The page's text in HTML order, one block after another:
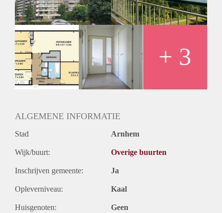
+ 3
ALGEMENE INFORMATIE
Stad Arnhem
Wijk/buurt: Overige buurten
Inschrijven gemeente: Ja
Opleverniveau: Kaal
Huisgenoten: Geen